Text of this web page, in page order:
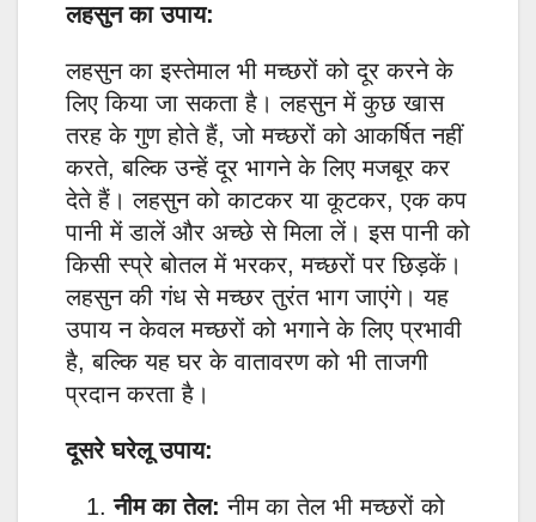
लहसुन का उपाय:
लहसुन का इस्तेमाल भी मच्छरों को दूर करने के
लिए किया जा सकता है। लहसुन में कुछ खास
तरह के गुण होते हैं, जो मच्छरों को आकर्षित नहीं
करते, बल्कि उन्हें दूर भागने के लिए मजबूर कर
देते हैं। लहसुन को काटकर या कूटकर, एक कप
पानी में डालें और अच्छे से मिला लें। इस पानी को
किसी स्प्रे बोतल में भरकर, मच्छरों पर छिड़कें।
लहसुन की गंध से मच्छर तुरंत भाग जाएंगे। यह
उपाय न केवल मच्छरों को भगाने के लिए प्रभावी
है, बल्कि यह घर के वातावरण को भी ताजगी
प्रदान करता है।
दूसरे घरेलू उपाय:
नीम का तेल: नीम का तेल भी मच्छरों को